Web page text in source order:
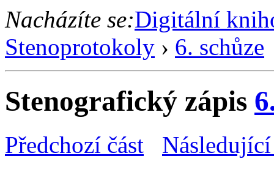
Nacházíte se:Digitální
Stenoprotokoly › 6. schůze
Stenografický zápis
Předchozí část Následující